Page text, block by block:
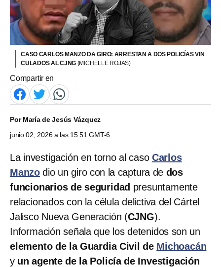
CASO CARLOS MANZO DA GIRO: ARRESTAN A DOS POLICÍAS VIN
CULADOS AL CJNG (MICHELLE ROJAS)
Compartir en
PorMaría de Jesús Vázquez
junio 02, 2026 a las 15:51 GMT-6
La investigación en torno al caso Carlos
Manzo dio un giro con la captura de dos
funcionarios de seguridad presuntamente
relacionados con la célula delictiva del Cártel
Jalisco Nueva Generación (CJNG).
Información señala que los detenidos son un
elemento de la Guardia Civil de Michoacán
y un agente de la Policía de Investigación